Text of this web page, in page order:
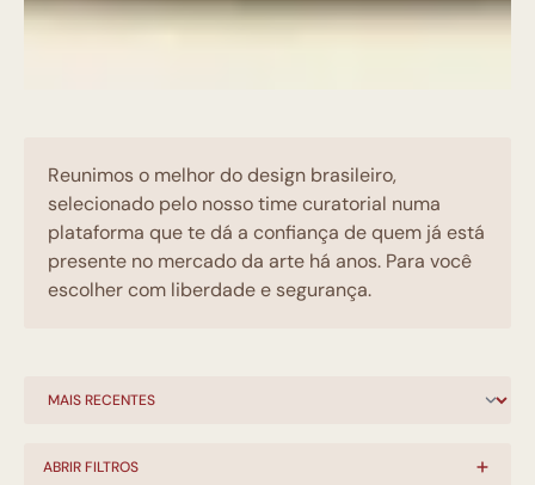
Reunimos o melhor do design brasileiro,
selecionado pelo nosso time curatorial numa
plataforma que te dá a confiança de quem já está
presente no mercado da arte há anos. Para você
escolher com liberdade e segurança.
ABRIR FILTROS